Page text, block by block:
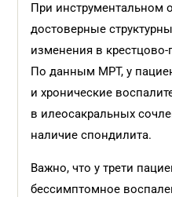
При инструментальном
достоверные
изменения в
По данным МРТ, у
и хронические
в илеосакральных
наличие спондилита.
Важно, что у трети
бессимптомное